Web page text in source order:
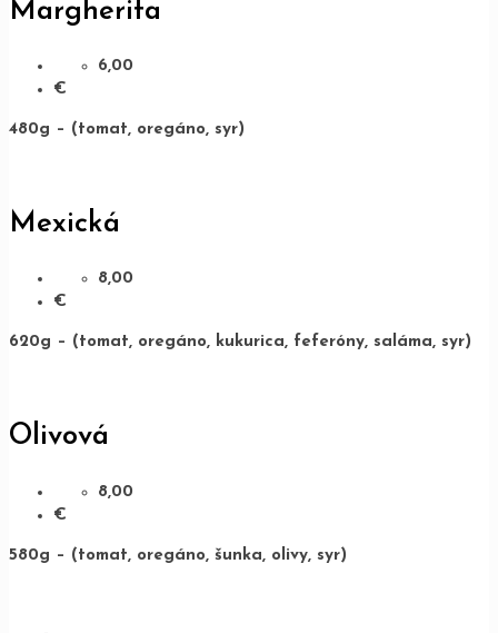
Margherita
6,00
€
480g – (tomat, oregáno, syr)
Mexická
8,00
€
620g – (tomat, oregáno, kukurica, feferóny, saláma, syr)
Olivová
8,00
€
580g – (tomat, oregáno, šunka, olivy, syr)